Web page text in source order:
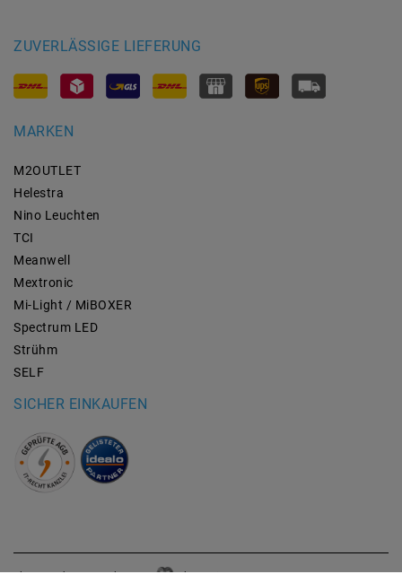
ZUVERLÄSSIGE LIEFERUNG
MARKEN
M2OUTLET
Helestra
Nino Leuchten
TCI
Meanwell
Mextronic
Mi-Light / MiBOXER
Spectrum LED
Strühm
SELF
SICHER EINKAUFEN